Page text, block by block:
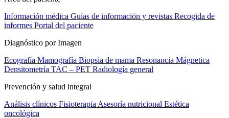
Información médica Guías de información y revistas Recogida de
informes Portal del paciente
Diagnóstico por Imagen
Ecografía Mamografía Biopsia de mama Resonancia Mágnetica
Densitometría TAC – PET Radiología general
Prevención y salud integral
Análisis clínicos Fisioterapia Asesoría nutricional Estética
oncológica